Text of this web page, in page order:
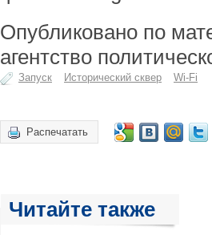
Опубликовано по
агентство
Запуск Исторический сквер Wi-Fi
Распечатать
Читайте также